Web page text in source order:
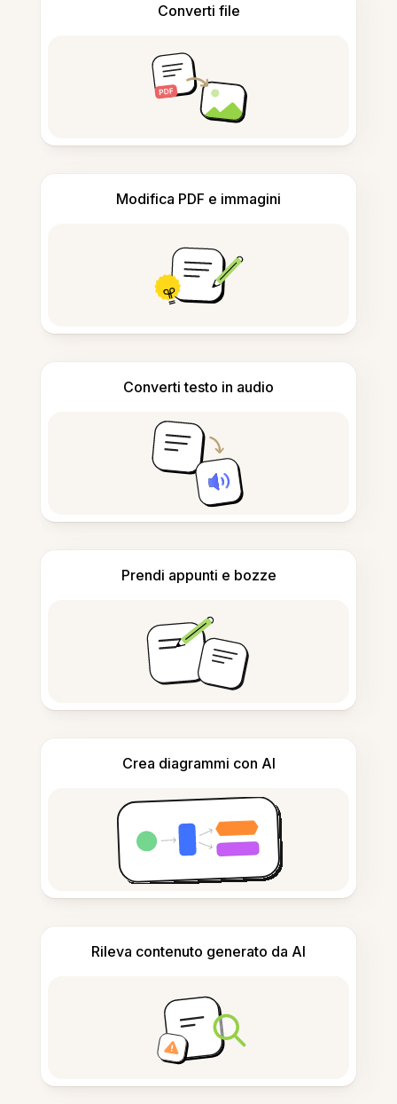
Converti file
Modifica PDF e immagini
Converti testo in audio
Prendi appunti e bozze
Crea diagrammi con AI
Rileva contenuto generato da AI